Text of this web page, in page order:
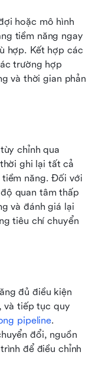
hoặc mô hình
tiềm năng ngay
hợp. Kết hợp các
trường hợp
và thời gian phản
chỉnh qua
ghi lại tất cả
năng. Đối với
quan tâm thấp
và đánh giá lại
tiêu chí chuyển
đủ điều kiện
và tiếp tục quy
pipeline.
đổi, nguồn
để điều chỉnh